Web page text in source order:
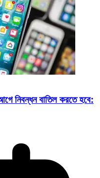
নিবন্ধন বাতিল করতে হবে: